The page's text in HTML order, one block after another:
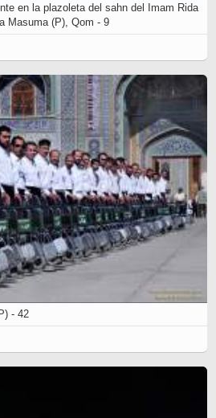
en la plazoleta del sahn del Imam Rida
Masuma (P), Qom - 9
- 42